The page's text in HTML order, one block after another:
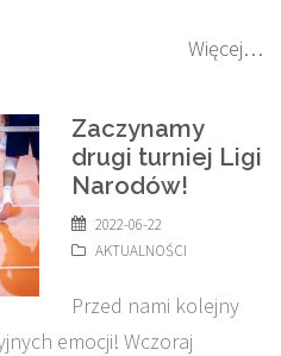
Więcej…
Zaczynamy
drugi turniej Ligi
Narodów!
2022-06-22
AKTUALNOŚCI
Przed nami kolejny
emocji! Wczoraj